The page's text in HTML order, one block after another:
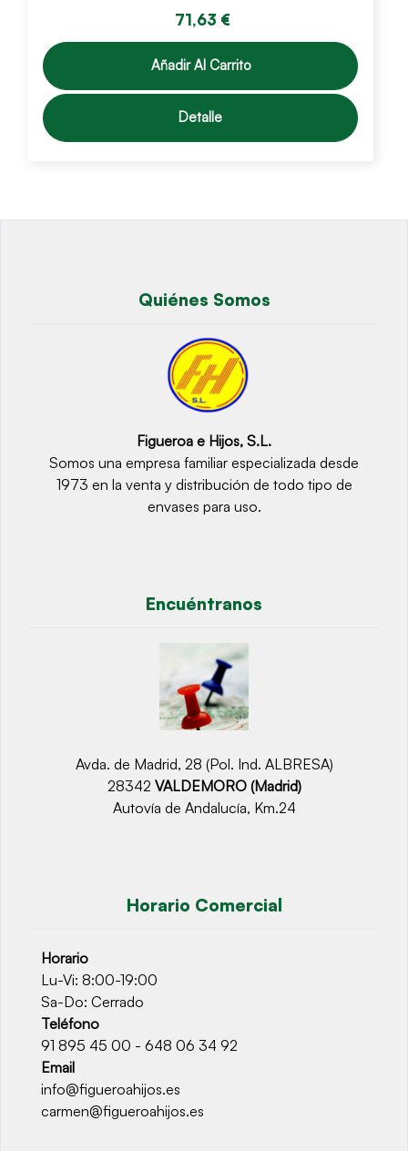
71,63 €
Añadir Al Carrito
Detalle
Quiénes Somos
Figueroa e Hijos, S.L.
Somos una empresa familiar especializada desde
1973 en la venta y distribución de todo tipo de
envases para uso.
Encuéntranos
Avda. de Madrid, 28 (Pol. Ind. ALBRESA)
28342 VALDEMORO (Madrid)
Autovía de Andalucía, Km.24
Horario Comercial
Horario
Lu-Vi: 8:00-19:00
Sa-Do: Cerrado
Teléfono
91 895 45 00 - 648 06 34 92
Email
info@figueroahijos.es
carmen@figueroahijos.es